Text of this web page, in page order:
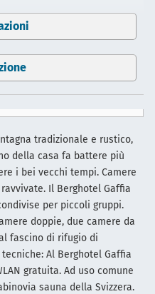
tradizionale e rustico,
della casa fa battere più
i bei vecchi tempi. Camere
Il Berghotel Gaffia
per piccoli gruppi.
doppie, due camere da
fascino di rifugio di
Al Berghotel Gaffia
gratuita. Ad uso comune
sauna della Svizzera.